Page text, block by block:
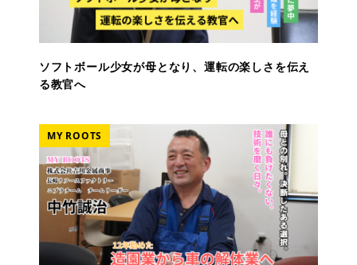
ソフトボール少女が母となり、運転の楽しさを伝え
る教官へ
MY ROOTS